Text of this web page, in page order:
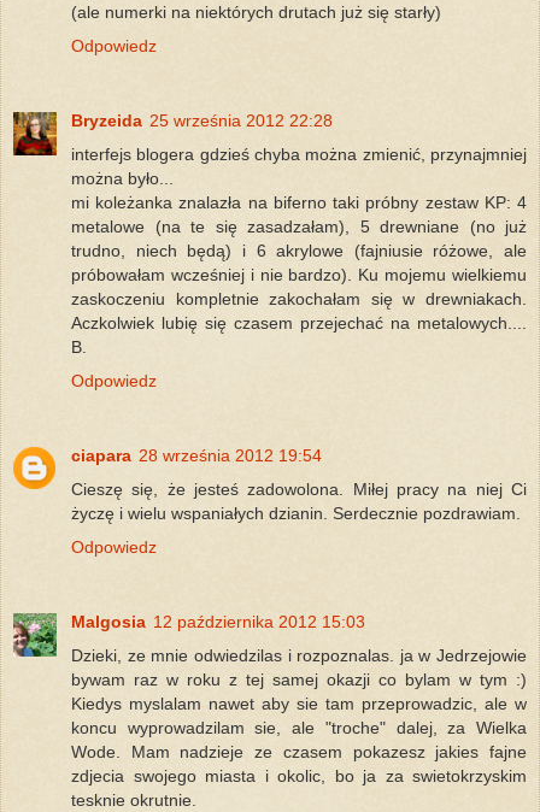
(ale numerki na niektórych drutach już się starły)
Odpowiedz
Bryzeida 25 września 2012 22:28
interfejs blogera gdzieś chyba można zmienić, przynajmniej
można było...
mi koleżanka znalazła na biferno taki próbny zestaw KP: 4
metalowe (na te się zasadzałam), 5 drewniane (no już
trudno, niech będą) i 6 akrylowe (fajniusie różowe, ale
próbowałam wcześniej i nie bardzo). Ku mojemu wielkiemu
zaskoczeniu kompletnie zakochałam się w drewniakach.
Aczkolwiek lubię się czasem przejechać na metalowych....
B.
Odpowiedz
ciapara 28 września 2012 19:54
Cieszę się, że jesteś zadowolona. Miłej pracy na niej Ci
życzę i wielu wspaniałych dzianin. Serdecznie pozdrawiam.
Odpowiedz
Malgosia 12 października 2012 15:03
Dzieki, ze mnie odwiedzilas i rozpoznalas. ja w Jedrzejowie
bywam raz w roku z tej samej okazji co bylam w tym :)
Kiedys myslalam nawet aby sie tam przeprowadzic, ale w
koncu wyprowadzilam sie, ale "troche" dalej, za Wielka
Wode. Mam nadzieje ze czasem pokazesz jakies fajne
zdjecia swojego miasta i okolic, bo ja za swietokrzyskim
tesknie okrutnie.